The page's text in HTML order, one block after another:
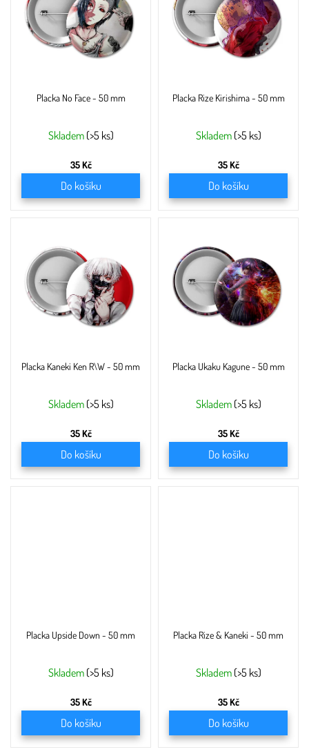
Placka No Face - 50 mm
Skladem (>5 ks)
35 Kč
Do košíku
Placka Rize Kirishima - 50 mm
Skladem (>5 ks)
35 Kč
Do košíku
Placka Kaneki Ken R\W - 50 mm
Skladem (>5 ks)
35 Kč
Do košíku
Placka Ukaku Kagune - 50 mm
Skladem (>5 ks)
35 Kč
Do košíku
Placka Upside Down - 50 mm
Skladem (>5 ks)
35 Kč
Do košíku
Placka Rize & Kaneki - 50 mm
Skladem (>5 ks)
35 Kč
Do košíku